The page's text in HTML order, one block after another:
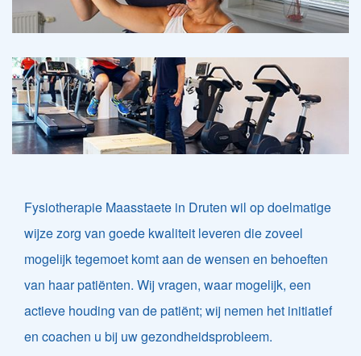
Fysiotherapie Maasstaete in Druten wil op doelmatige
wijze zorg van goede kwaliteit leveren die zoveel
mogelijk tegemoet komt aan de wensen en behoeften
van haar patiënten. Wij vragen, waar mogelijk, een
actieve houding van de patiënt; wij nemen het initiatief
en coachen u bij uw gezondheidsprobleem.